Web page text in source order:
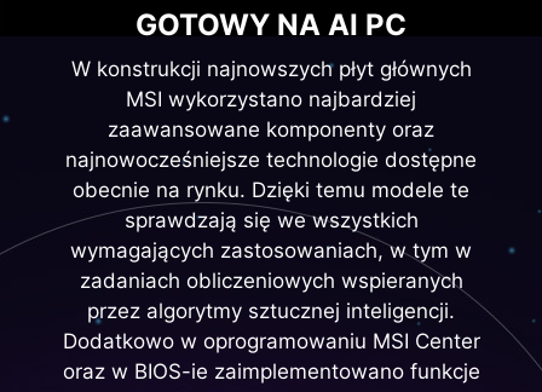
GOTOWY NA AI PC
W konstrukcji najnowszych płyt głównych
MSI wykorzystano najbardziej
zaawansowane komponenty oraz
najnowocześniejsze technologie dostępne
obecnie na rynku. Dzięki temu modele te
sprawdzają się we wszystkich
wymagających zastosowaniach, w tym w
zadaniach obliczeniowych wspieranych
przez algorytmy sztucznej inteligencji.
Dodatkowo w oprogramowaniu MSI Center
oraz w BIOS-ie zaimplementowano funkcje